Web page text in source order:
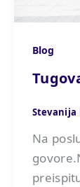
Blog
Stevanija
Na